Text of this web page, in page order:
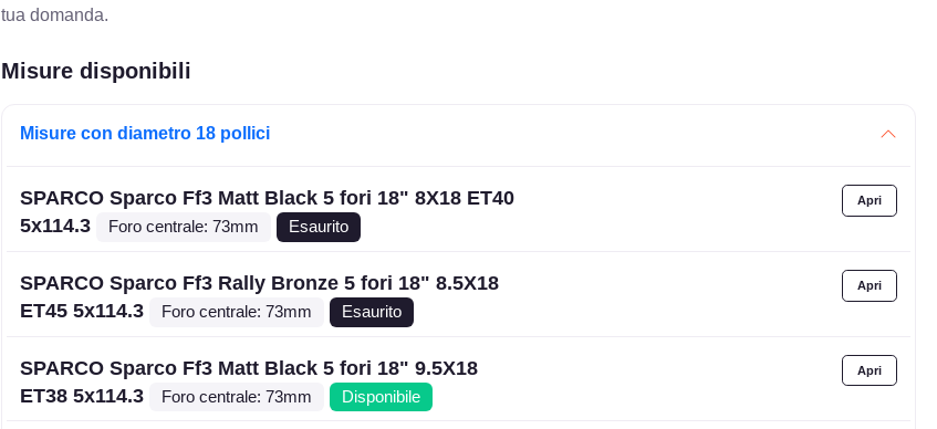
tua domanda.
Misure disponibili
Misure con diametro 18 pollici
SPARCO Sparco Ff3 Matt Black 5 fori 18" 8X18 ET40
5x114.3
Foro centrale: 73mm Esaurito
SPARCO Sparco Ff3 Rally Bronze 5 fori 18" 8.5X18
ET45 5x114.3
Foro centrale: 73mm Esaurito
SPARCO Sparco Ff3 Matt Black 5 fori 18" 9.5X18
ET38 5x114.3
Foro centrale: 73mm Disponibile